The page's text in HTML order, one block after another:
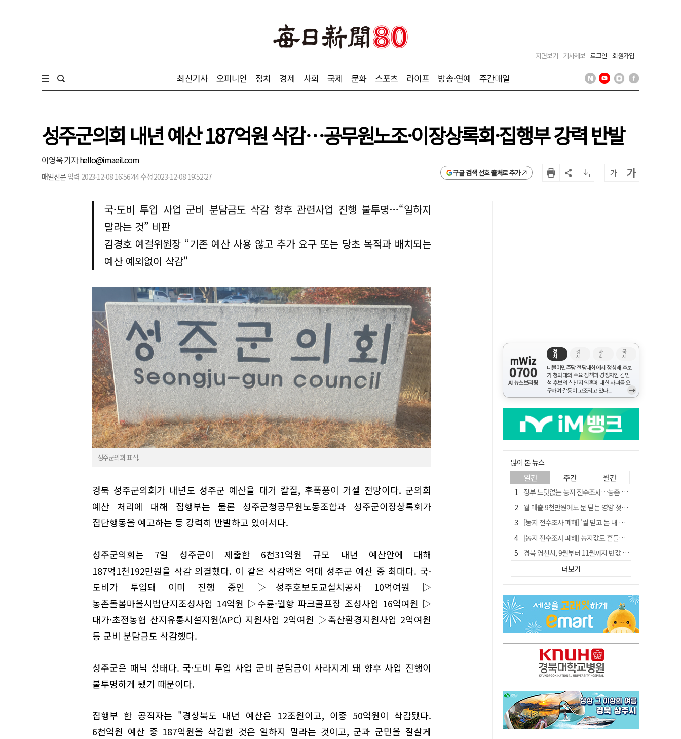
지면보기 기사제보 로그인 회원가입
최신기사 오피니언 정치 경제 사회 국제 문화 스포츠 라이프 방송·연예 주간매일
성주군의회 내년 예산 187억원 삭감…공무원노조·이장상록회·집행부 강력 반발
이영욱 기자hello@imaeil.com
매일신문 입력 2023-12-08 16:56:44 수정 2023-12-08 19:52:27 구글 검색 선호 출처로 추가 가 가
국·도비 투입 사업 군비 분담금도 삭감 향후 관련사업 진행 불투명…“일하지
말라는 것” 비판
김경호 예결위원장 “기존 예산 사용 않고 추가 요구 또는 당초 목적과 배치되는
예산 예외없이 삭감"
성주군의회 표석.
경북 성주군의회가 내년도 성주군 예산을 대거 칼질, 후폭풍이 거셀 전망이다. 군의회
예산 처리에 대해 집행부는 물론 성주군청공무원노동조합과 성주군이장상록회가
집단행동을 예고하는 등 강력히 반발하고 있어서다.
성주군의회는 7일 성주군이 제출한 6천31억원 규모 내년 예산안에 대해
187억1천192만원을 삭감 의결했다. 이 같은 삭감액은 역대 성주군 예산 중 최대다. 국·
도비가 투입돼 이미 진행 중인 ▷성주호보도교설치공사 10억여원 ▷
농촌돌봄마을시범단지조성사업 14억원 ▷수륜·월항 파크골프장 조성사업 16억여원 ▷
대가·초전농협 산지유통시설지원(APC) 지원사업 2억여원 ▷축산환경지원사업 2억여원
등 군비 분담금도 삭감했다.
성주군은 패닉 상태다. 국·도비 투입 사업 군비 분담금이 사라지게 돼 향후 사업 진행이
불투명하게 됐기 때문이다.
집행부 한 공직자는 "경상북도 내년 예산은 12조원이고, 이중 50억원이 삭감됐다.
6천억원 예산 중 187억원을 삭감한 것은 일하지 말라는 것이고, 군과 군민을 잘살게
mWiz
0700
AI 뉴스브리핑
정
치
경
제
사
회
국
제
더불어민주당 전당대회에서 정청래 후보
가 청와대의 주요 정책과 경쟁자인 김민
석 후보의 신천지 의혹에 대한 사과를 요
구하며 갈등이 고조되고 있다...
→
많이 본 뉴스
일간 주간 월간
정부 느닷없는 농지 전수조사…농촌 들쑤시는 '경자유전'의 칼날
월 매출 9천만원에도 문 닫는 영양 젖소농장… "일할 사람이 없어"
[농지 전수조사 폐해] '쌀 받고 논 내 준' 도지농 이제 어쩌나?
[농지 전수조사 폐해] 농지값도 흔들리나…"도지 막히면 헐값 매물 나올 수도"
경북 영천시, 9월부터 11월까지 반값 여행 혜택 제공
국민 51.9% "李 대통령 재판 재개 필요하다"
아쉬운 태클
[농지 전수조사 폐해] 실경작농·청년농 부담도 커진다
김주수 전 의성군수 공덕비 결국 철거… 문화재법 위반 원상복구
더보기